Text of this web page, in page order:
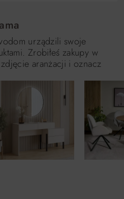
urządzili swoje
Zrobiłeś zakupy w
aranżacji i oznacz